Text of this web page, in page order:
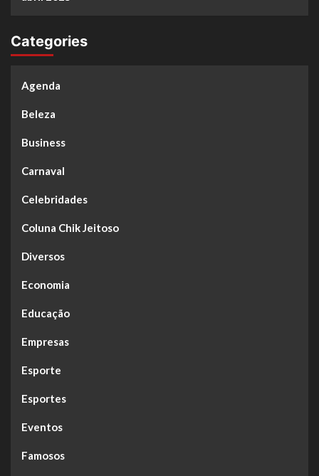
Categories
Agenda
Beleza
Business
Carnaval
Celebridades
Coluna Chik Jeitoso
Diversos
Economia
Educação
Empresas
Esporte
Esportes
Eventos
Famosos